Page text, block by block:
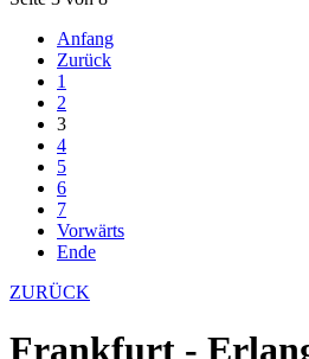
Anfang
Zurück
1
2
3
4
5
6
7
Vorwärts
Ende
ZURÜCK
Frankfurt -